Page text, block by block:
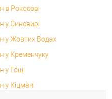
в Рокосові
у Синевирі
у Жовтих Водах
у Кременчуку
у Гощі
у Кіцмані